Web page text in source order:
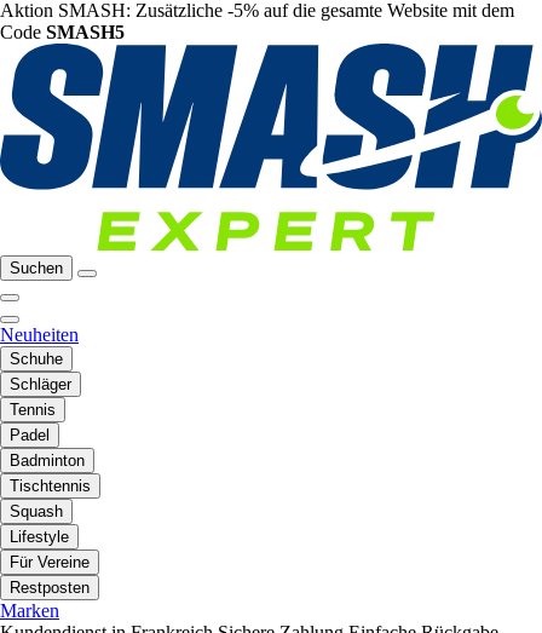
Aktion SMASH: Zusätzliche -5% auf die gesamte Website mit dem
Code SMASH5
Suchen
Neuheiten
Schuhe
Schläger
Tennis
Padel
Badminton
Tischtennis
Squash
Lifestyle
Für Vereine
Restposten
Marken